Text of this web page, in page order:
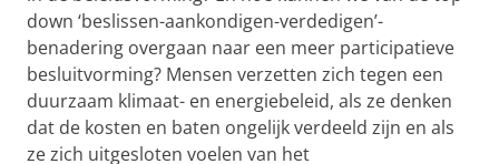
down ‘beslissen-aankondigen-verdedigen’-
benadering overgaan naar een meer participatieve
besluitvorming? Mensen verzetten zich tegen een
duurzaam klimaat- en energiebeleid, als ze denken
dat de kosten en baten ongelijk verdeeld zijn en als
ze zich uitgesloten voelen van het